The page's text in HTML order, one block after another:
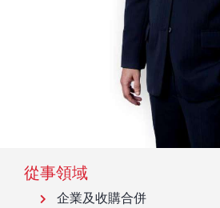
從事領域
企業及收購合併